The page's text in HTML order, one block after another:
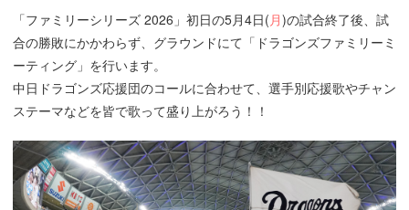
「ファミリーシリーズ 2026」初日の5月4日(月)の試合終了後、試
合の勝敗にかかわらず、グラウンドにて「ドラゴンズファミリーミ
ーティング」を行います。
中日ドラゴンズ応援団のコールに合わせて、選手別応援歌やチャン
ステーマなどを皆で歌って盛り上がろう！！